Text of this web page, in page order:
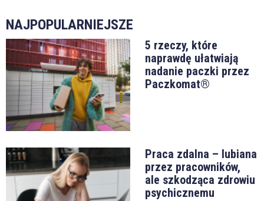
NAJPOPULARNIEJSZE
5 rzeczy, które
naprawdę ułatwiają
nadanie paczki przez
Paczkomat®
Praca zdalna – lubiana
przez pracowników,
ale szkodząca zdrowiu
psychicznemu